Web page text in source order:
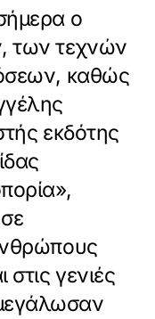
ο
των τεχνών
καθώς
εκδότης
γενιές